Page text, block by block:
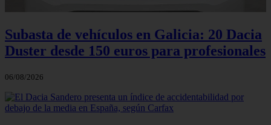
Subasta de vehículos en Galicia: 20 Dacia
Duster desde 150 euros para profesionales
06/08/2026